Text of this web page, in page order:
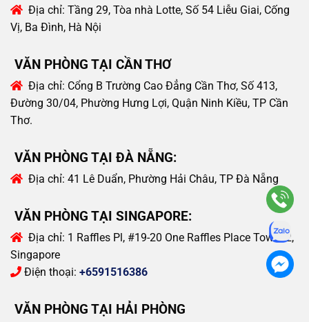
Địa chỉ: Tầng 29, Tòa nhà Lotte, Số 54 Liễu Giai, Cống
Vị, Ba Đình, Hà Nội
VĂN PHÒNG TẠI CẦN THƠ
Địa chỉ: Cổng B Trường Cao Đẳng Cần Thơ, Số 413,
Đường 30/04, Phường Hưng Lợi, Quận Ninh Kiều, TP Cần
Thơ.
VĂN PHÒNG TẠI ĐÀ NẴNG:
Địa chỉ: 41 Lê Duẩn, Phường Hải Châu, TP Đà Nẵng
VĂN PHÒNG TẠI SINGAPORE:
Địa chỉ: 1 Raffles Pl, #19-20 One Raffles Place Tower 2,
Singapore
Điện thoại: +6591516386
VĂN PHÒNG TẠI HẢI PHÒNG